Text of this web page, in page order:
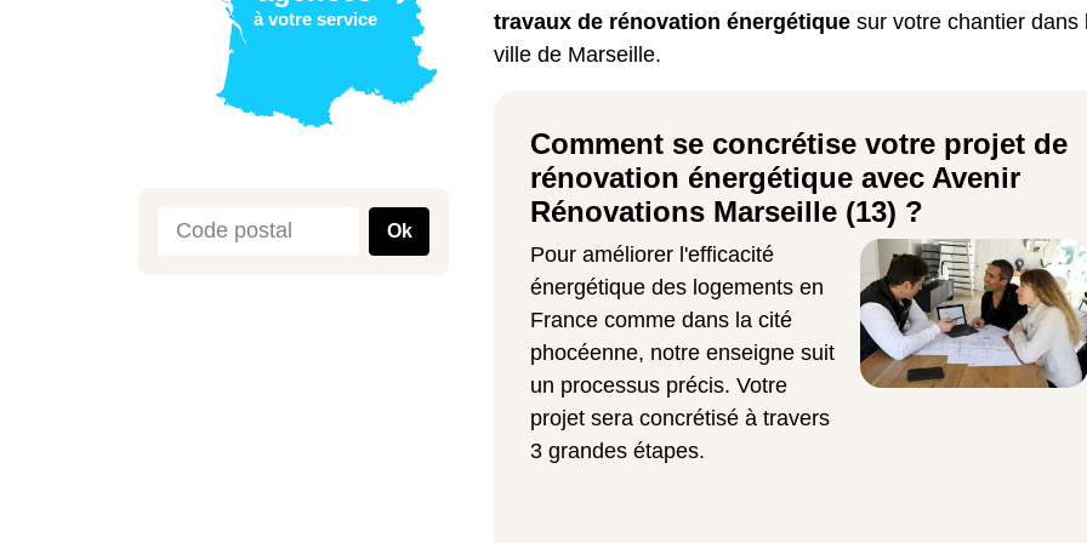
à votre service
Ok
travaux de rénovation énergétique sur votre chantier dans
ville de Marseille.
Comment se concrétise votre projet de
rénovation énergétique avec Avenir
Rénovations Marseille (13) ?
Pour améliorer l'efficacité
énergétique des logements en
France comme dans la cité
phocéenne, notre enseigne suit
un processus précis. Votre
projet sera concrétisé à travers
3 grandes étapes.